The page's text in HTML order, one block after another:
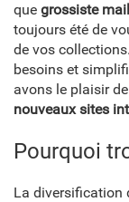
que grossiste
toujours été de
de vos
besoins et
avons le plaisir
nouveaux sites
Pourquoi
La diversification